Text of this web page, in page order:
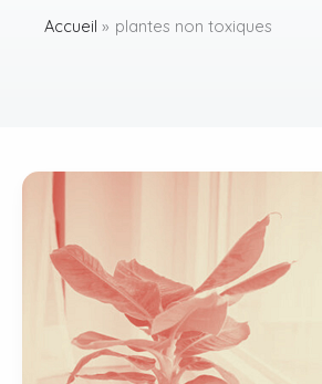
Accueil plantes non toxiques